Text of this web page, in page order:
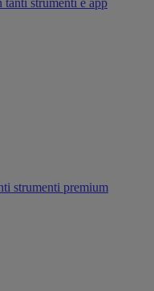
tanti strumenti e app
strumenti premium